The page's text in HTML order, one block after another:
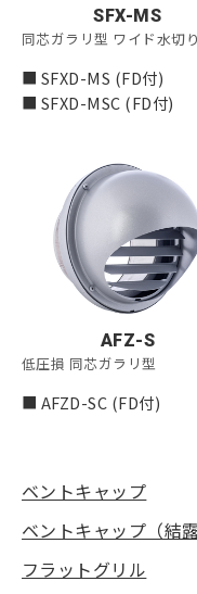
SFX-MS
同芯ガラリ型 ワイド水切
■ SFXD-MS (FD付)
■ SFXD-MSC (FD付)
AFZ-S
低圧損 同芯ガラリ型
■ AFZD-SC (FD付)
ベントキャップ
ベントキャップ（結
フラットグリル